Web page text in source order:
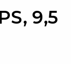
9,5